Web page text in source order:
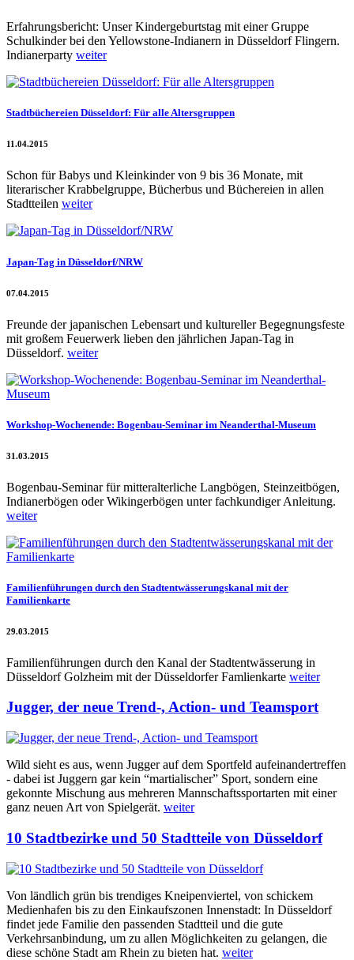
Erfahrungsbericht: Unser Kindergeburtstag mit einer Gruppe
Schulkinder bei den Yellowstone-Indianern in Düsseldorf Flingern.
Indianerparty weiter
Stadtbüchereien Düsseldorf: Für alle Altersgruppen
11.04.2015
Schon für Babys und Kleinkinder von 9 bis 36 Monate, mit
literarischer Krabbelgruppe, Bücherbus und Büchereien in allen
Stadtteilen weiter
Japan-Tag in Düsseldorf/NRW
07.04.2015
Freunde der japanischen Lebensart und kultureller Begegnungsfeste
mit großem Feuerwerk lieben den jährlichen Japan-Tag in
Düsseldorf. weiter
Workshop-Wochenende: Bogenbau-Seminar im Neanderthal-Museum
31.03.2015
Bogenbau-Seminar für mitteralterliche Langbögen, Steinzeitbögen,
Indianerbögen oder Wikingerbögen unter fachkundiger Anleitung.
weiter
Familienführungen durch den Stadtentwässerungskanal mit der
Familienkarte
29.03.2015
Familienführungen durch den Kanal der Stadtentwässerung in
Düsseldorf Golzheim mit der Düsseldorfer Famlienkarte weiter
Jugger, der neue Trend-, Action- und Teamsport
Wild sieht es aus, wenn Jugger auf dem Sportfeld aufeinandertreffen
- dabei ist Juggern gar kein “martialischer” Sport, sondern eine
gekonnte Mischung aus mehreren Mannschaftssportarten mit einer
ganz neuen Art von Spielgerät. weiter
10 Stadtbezirke und 50 Stadtteile von Düsseldorf
Von ländlich grün bis trendiges Kneipenviertel, von schickem
Medienhafen bis zu den Einkaufszonen Innenstadt: In Düsseldorf
findet jede Familie den passenden Stadtteil und die gute
Verkehrsanbindung, um zu allen Möglichkeiten zu gelangen, die
diese schöne Stadt am Rhein zu bieten hat. weiter